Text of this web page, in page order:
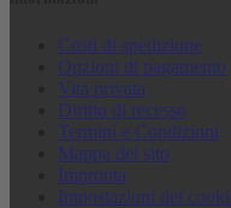
Costi di spedizione
Opzioni di pagamento
Vita privata
Diritto di recesso
Termini e Condizioni
Mappa del sito
Impronta
Impostazioni dei